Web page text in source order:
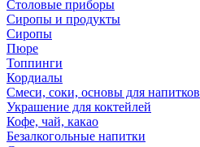
Столовые приборы
Сиропы и продукты
Сиропы
Пюре
Топпинги
Кордиалы
Смеси, соки, основы для напитков
Украшение для коктейлей
Кофе, чай, какао
Безалкогольные напитки